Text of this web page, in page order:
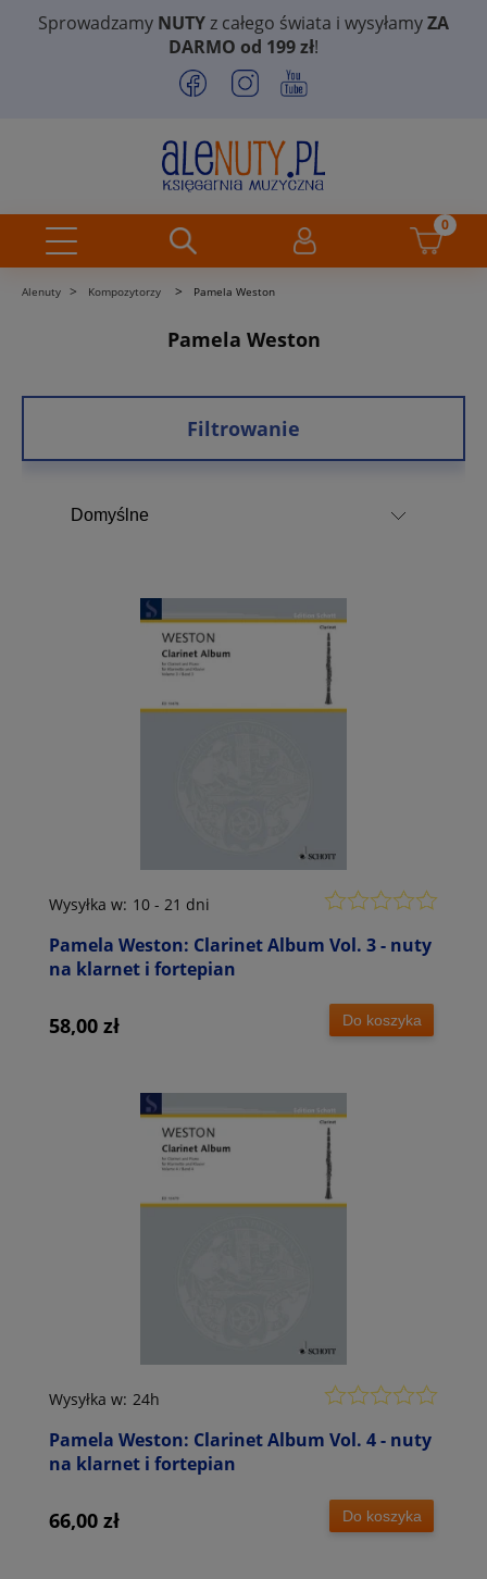
Sprowadzamy NUTYz całego świata i wysyłamyZA
DARMO od 199 zł!
Alenuty > Kompozytorzy > Pamela Weston
Pamela Weston
Filtrowanie
Pamela Weston: Clarinet Album Vol. 3 - nuty
na klarnet i fortepian
Wysyłka w: 10 - 21 dni
58,00 zł Do koszyka
Pamela Weston: Clarinet Album Vol. 4 - nuty
na klarnet i fortepian
Wysyłka w: 24h
66,00 zł Do koszyka